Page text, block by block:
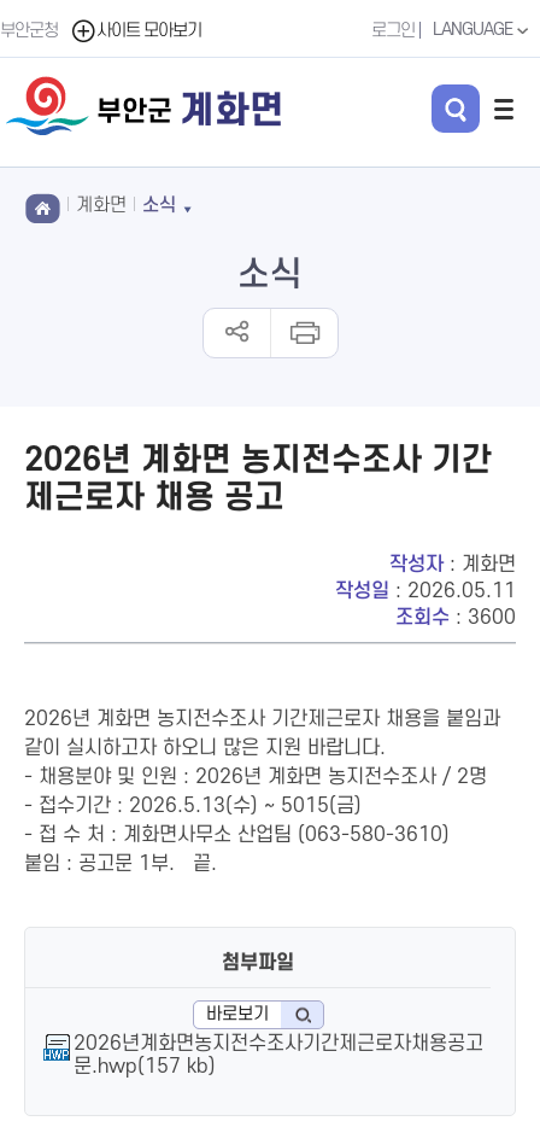
부안군청 사이트 모아보기 로그인 LANGUAGE
부안군 계화면
계화면 소식
소식
2026년 계화면 농지전수조사 기간
제근로자 채용 공고
작성자: 계화면
작성일 : 2026.05.11
조회수 : 3600
2026년 계화면 농지전수조사 기간제근로자 채용을 붙임과
같이 실시하고자 하오니 많은 지원 바랍니다.
- 채용분야 및 인원 : 2026년 계화면 농지전수조사 / 2명
- 접수기간 : 2026.5.13(수) ~ 5015(금)
- 접 수 처 : 계화면사무소 산업팀 (063-580-3610)
붙임 : 공고문 1부. 끝.
첨부파일
바로보기
2026년계화면농지전수조사기간제근로자채용공고
문.hwp(157 kb)